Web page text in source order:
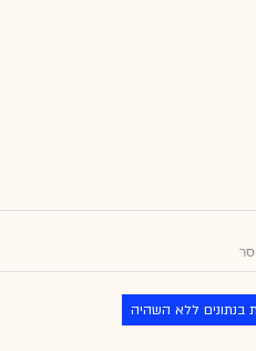
בנתונים ללא השהיה